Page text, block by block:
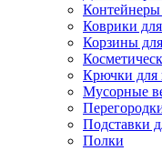
Контейнеры
Коврики
Корзины
Крючки для
Мусорные
Подставки
Полки